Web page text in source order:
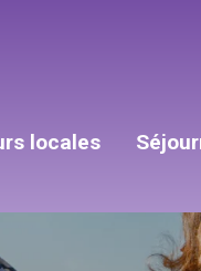
locales